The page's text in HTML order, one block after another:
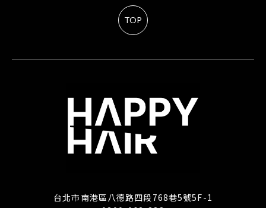
TOP
台北市南港區八德路四段768巷5號5F-1